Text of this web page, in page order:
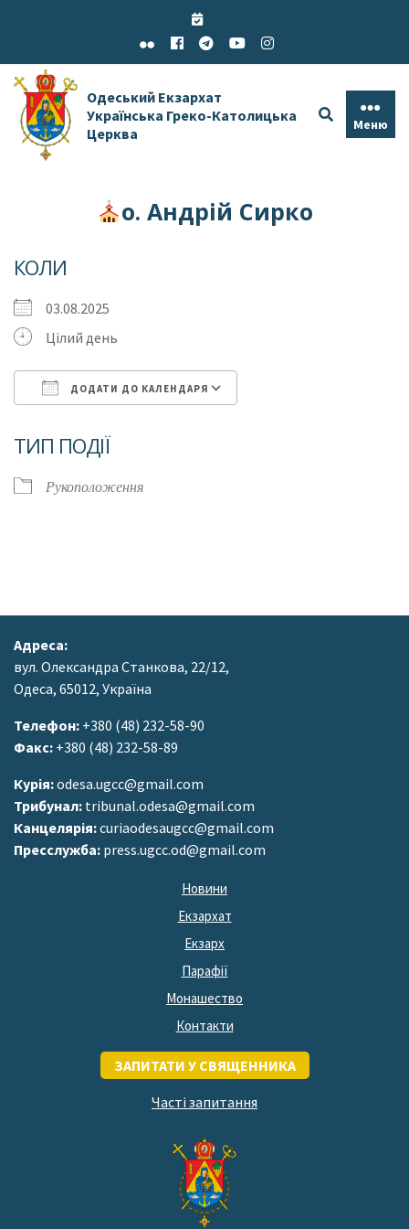
Одеський Екзархат
Українська Греко-Католицька
Церква
Меню
о. Андрій Сирко
КОЛИ
03.08.2025
Цілий день
ДОДАТИ ДО КАЛЕНДАРЯ
ТИП ПОДІЇ
Рукоположення
Адреса:
вул. Олександра Станкова, 22/12,
Одеса, 65012, Україна
Телефон: +380 (48) 232-58-90
Факс: +380 (48) 232-58-89
Курія:odesa.ugcc@gmail.com
Трибунал: tribunal.odesa@gmail.com
Канцелярія:curiaodesaugcc@gmail.com
Пресслужба: press.ugcc.od@gmail.com
Новини
Екзархат
Екзарх
Парафії
Монашество
Контакти
ЗАПИТАТИ У СВЯЩЕННИКА
Часті запитання